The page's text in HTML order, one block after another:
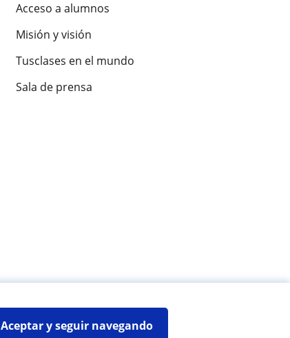
Aceptar y seguir navegando
Acceso a alumnos
Misión y visión
Tusclases en el mundo
Sala de prensa
Mapa web:Profesores particulares